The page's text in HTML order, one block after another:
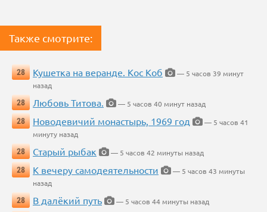
Также смотрите:
28 Кушетка на веранде. Кос Коб
— 5 часов 39 минут
назад
28
Любовь Титова.
— 5 часов 40 минут назад
28
Новодевичий монастырь, 1969 год
— 5 часов 41
минуту назад
28
Старый рыбак
— 5 часов 42 минуты назад
28
К вечеру самодеятельности
— 5 часов 43 минуты
назад
28
В далёкий путь
— 5 часов 44 минуты назад